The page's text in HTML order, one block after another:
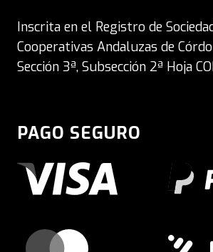
Inscrita en el Registro de
Cooperativas Andaluzas de
Sección 3ª, Subsección 2ª Hoja
PAGO SEGURO